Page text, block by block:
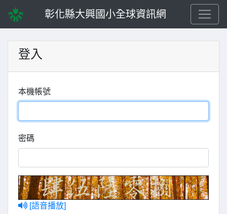
彰化縣大興國小全球資訊網
登入
本機帳號
密碼
[語音播放]